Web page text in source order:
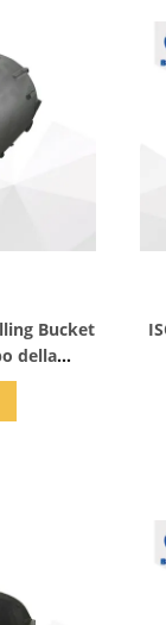
Bucket
della